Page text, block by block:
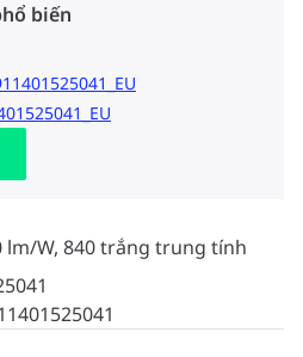
biến
lm/W, 840 trắng trung tính